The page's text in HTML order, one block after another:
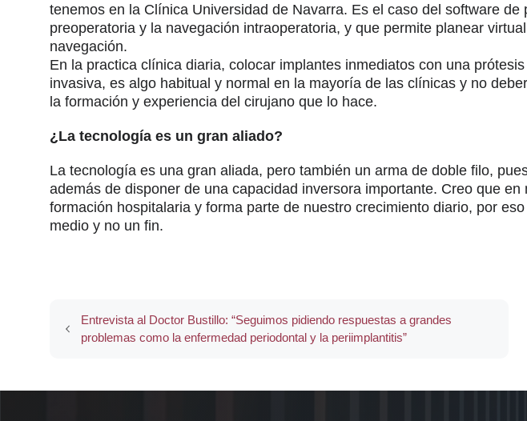
tenemos en la Clínica Universidad de Navarra. Es el caso del software
preoperatoria y la navegación intraoperatoria, y que permite planear
navegación.
En la practica clínica diaria, colocar implantes inmediatos con una
invasiva, es algo habitual y normal en la mayoría de las clínicas y no
la formación y experiencia del cirujano que lo hace.
¿La tecnología es un gran aliado?
La tecnología es una gran aliada, pero también un arma de doble filo,
además de disponer de una capacidad inversora importante. Creo que
formación hospitalaria y forma parte de nuestro crecimiento diario, por
medio y no un fin.
Entrevista al Doctor Bustillo: “Seguimos pidiendo respuestas a grandes
problemas como la enfermedad periodontal y la periimplantitis”